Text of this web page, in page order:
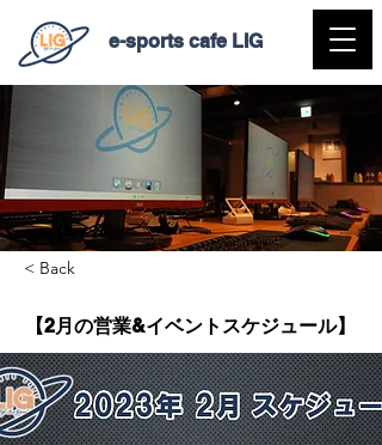
e-sports cafe LIG
< Back
【2月の営業&イベントスケジュール】